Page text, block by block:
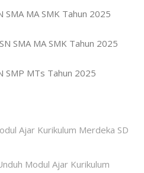
SMA MA SMK Tahun 2025
SMA MA SMK Tahun 2025
SMP MTs Tahun 2025
Ajar Kurikulum Merdeka SD
Modul Ajar Kurikulum